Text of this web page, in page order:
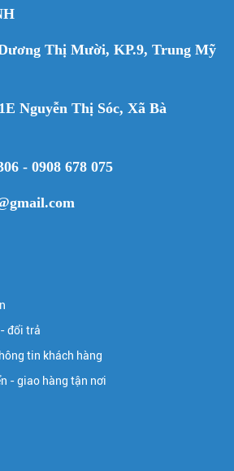
Thị Mười, KP.9, Trung Mỹ
Nguyễn Thị Sóc, Xã Bà
- 0908 678 075
đổi trả
tin khách hàng
- giao hàng tận nơi